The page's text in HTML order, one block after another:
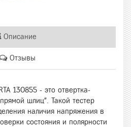
Описание
Отзывы
130855 - это отвертка-
шлиц". Такой тестер
наличия напряжения в
состояния и полярности